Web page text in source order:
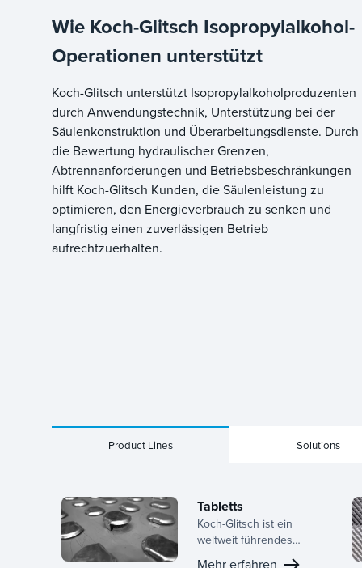
Wie Koch-Glitsch Isopropylalkohol-
Operationen unterstützt
Koch-Glitsch unterstützt Isopropylalkoholproduzenten
durch Anwendungstechnik, Unterstützung bei der
Säulenkonstruktion und Überarbeitungsdienste. Durch
die Bewertung hydraulischer Grenzen,
Abtrennanforderungen und Betriebsbeschränkungen
hilft Koch-Glitsch Kunden, die Säulenleistung zu
optimieren, den Energieverbrauch zu senken und
langfristig einen zuverlässigen Betrieb
aufrechtzuerhalten.
Product Lines Solutions
Tabletts
Koch-Glitsch ist ein
weltweit führendes
Unternehmen in der